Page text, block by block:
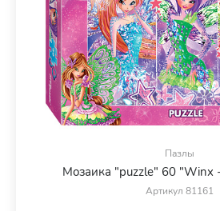
Пазлы
Мозаика "puzzle" 60 "Winx
Артикул 81161